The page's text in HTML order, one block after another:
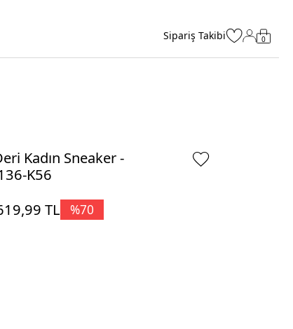
Sipariş Takibi 0
Kadın Sneaker -
K56
TL %70